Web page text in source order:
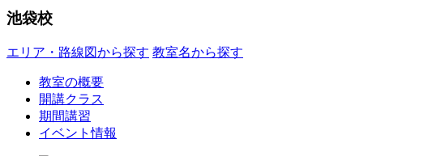
池袋校
エリア・路線図から探す 教室名から探す
教室の概要
開講クラス
期間講習
イベント情報